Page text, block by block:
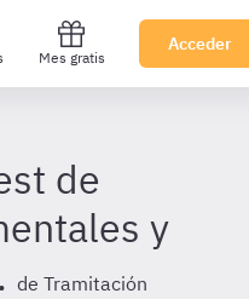
Mes gratis
Acceder
de
y
de Tramitación